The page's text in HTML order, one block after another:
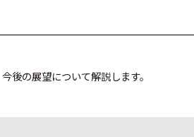
後の展望について解説します。